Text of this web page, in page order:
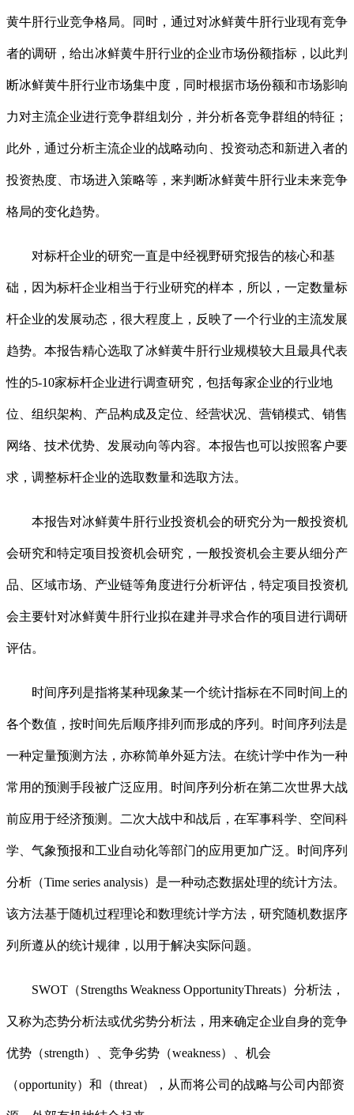
黄牛肝行业竞争格局。同时，通过对冰鲜黄牛肝行业现有竞争
者的调研，给出冰鲜黄牛肝行业的企业市场份额指标，以此判
断冰鲜黄牛肝行业市场集中度，同时根据市场份额和市场影响
力对主流企业进行竞争群组划分，并分析各竞争群组的特征；
此外，通过分析主流企业的战略动向、投资动态和新进入者的
投资热度、市场进入策略等，来判断冰鲜黄牛肝行业未来竞争
格局的变化趋势。
对标杆企业的研究一直是中经视野研究报告的核心和基
础，因为标杆企业相当于行业研究的样本，所以，一定数量标
杆企业的发展动态，很大程度上，反映了一个行业的主流发展
趋势。本报告精心选取了冰鲜黄牛肝行业规模较大且最具代表
性的5-10家标杆企业进行调查研究，包括每家企业的行业地
位、组织架构、产品构成及定位、经营状况、营销模式、销售
网络、技术优势、发展动向等内容。本报告也可以按照客户要
求，调整标杆企业的选取数量和选取方法。
本报告对冰鲜黄牛肝行业投资机会的研究分为一般投资机
会研究和特定项目投资机会研究，一般投资机会主要从细分产
品、区域市场、产业链等角度进行分析评估，特定项目投资机
会主要针对冰鲜黄牛肝行业拟在建并寻求合作的项目进行调研
评估。
时间序列是指将某种现象某一个统计指标在不同时间上的
各个数值，按时间先后顺序排列而形成的序列。时间序列法是
一种定量预测方法，亦称简单外延方法。在统计学中作为一种
常用的预测手段被广泛应用。时间序列分析在第二次世界大战
前应用于经济预测。二次大战中和战后，在军事科学、空间科
学、气象预报和工业自动化等部门的应用更加广泛。时间序列
分析（Time series analysis）是一种动态数据处理的统计方法。
该方法基于随机过程理论和数理统计学方法，研究随机数据序
列所遵从的统计规律，以用于解决实际问题。
SWOT（Strengths Weakness OpportunityThreats）分析法，
又称为态势分析法或优劣势分析法，用来确定企业自身的竞争
优势（strength）、竞争劣势（weakness）、机会
（opportunity）和（threat），从而将公司的战略与公司内部资